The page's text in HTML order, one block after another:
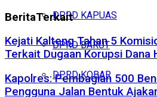
DPRD KAPUAS
DPRD BARUT
DPRD KOBAR
BeritaTerkait
Kejati Kalteng Tahan 5
Terkait Dugaan Korupsi Dana
Kapolres: Pembagian 500
Pengguna Jalan Bentuk